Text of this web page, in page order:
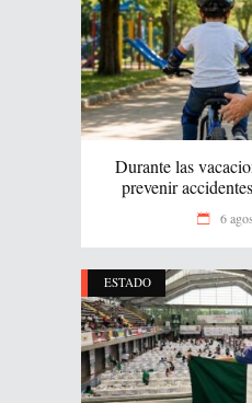
Durante las
prevenir
6
ESTADO